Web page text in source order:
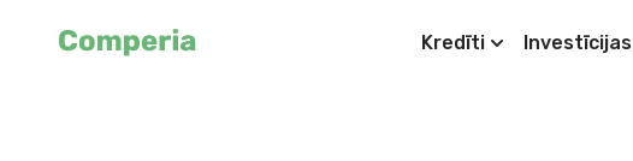
Kredīti Investīcijas